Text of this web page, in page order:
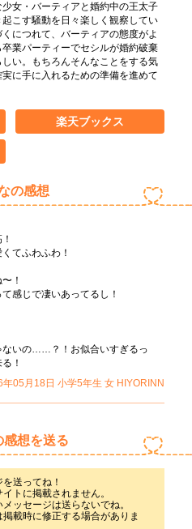
女・バーティアと婚約中の王太子
こす騒動を日々楽しく観察してい
につれて、バーティアの態度がよ
業パーティーでセシルが婚約破棄
い。もちろんそんなことをする気
に手に入れるための準備を進めて
楽天ブックス
の感想
てふわふわ！
！
感じで凄いあってるし！
ないの……？！お似合いすぎるっ
！
年05月18日 小学5年生 女 HIYORINN
感想を送る
送ってね！
トに掲載されません。
ッセージは送らないでね。
載時に修正する場合がありま